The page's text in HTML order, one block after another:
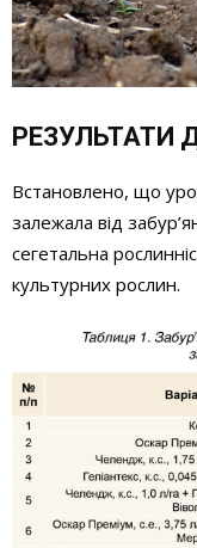
РЕЗУЛЬТАТИ
Встановлено, що
залежала від
сегетальна
культурних рослин.